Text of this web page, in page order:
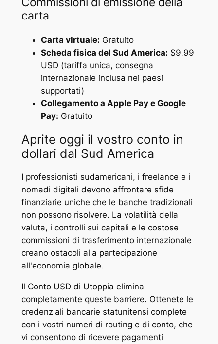
carta
Carta virtuale: Gratuito
Scheda fisica del Sud America: $9,99
USD (tariffa unica, consegna
internazionale inclusa nei paesi
supportati)
Collegamento a Apple Pay e Google
Pay: Gratuito
Aprite oggi il vostro conto in
dollari dal Sud America
I professionisti sudamericani, i freelance e i
nomadi digitali devono affrontare sfide
finanziarie uniche che le banche tradizionali
non possono risolvere. La volatilità della
valuta, i controlli sui capitali e le costose
commissioni di trasferimento internazionale
creano ostacoli alla partecipazione
all'economia globale.
Il Conto USD di Utoppia elimina
completamente queste barriere. Ottenete le
credenziali bancarie statunitensi complete
con i vostri numeri di routing e di conto, che
vi consentono di ricevere pagamenti